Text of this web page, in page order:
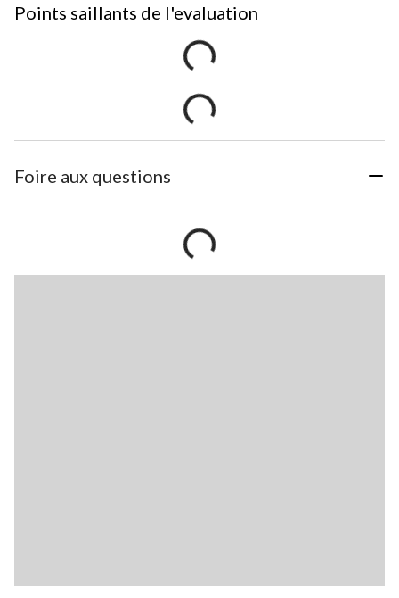
Points saillants de l'evaluation
Foire aux questions